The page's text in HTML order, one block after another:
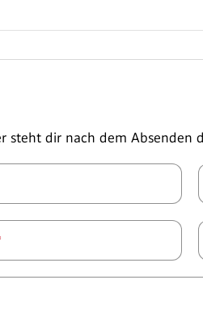
steht dir nach dem Absenden